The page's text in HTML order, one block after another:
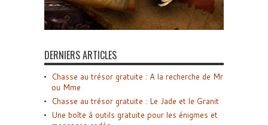
DERNIERS ARTICLES
Chasse au trésor gratuite : A la recherche de Mr
ou Mme
Chasse au trésor gratuite : Le Jade et le Granit
Une boîte à outils gratuite pour les énigmes et